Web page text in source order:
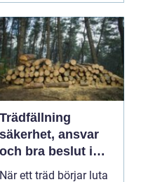
Trädfällning
säkerhet, ansvar
och bra beslut i
trädgården
När ett träd börjar luta